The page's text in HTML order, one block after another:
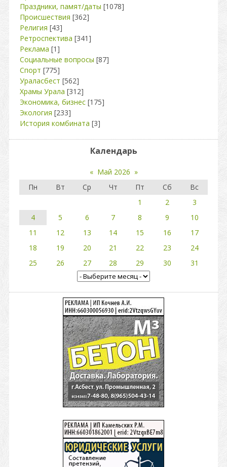
Праздники, памят/даты [1078]
Происшествия [362]
Религия [43]
Ретроспектива [341]
Реклама [1]
Социальные вопросы [87]
Спорт [775]
Ураласбест [562]
Храмы Урала [312]
Экономика, бизнес [175]
Экология [233]
История комбината [3]
Календарь
« Май 2026 »
Пн
Вт Ср Чт Пт Сб
Вс
1
2
3
4
5 6 7 8 9
10
11
12 13 14 15 16
17
18
19 20 21 22 23
24
25
26 27 28 29 30 31